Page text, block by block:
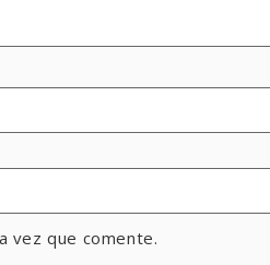
vez que comente.